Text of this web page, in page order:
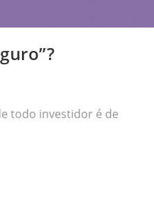
todo investidor é de